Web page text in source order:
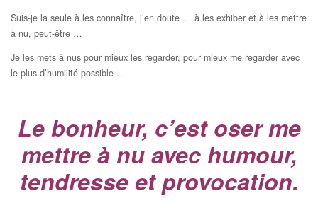
Suis-je la seule à les connaître, j’en doute … à les exhiber et à les mettre
à nu, peut-être …
Je les mets à nus pour mieux les regarder, pour mieux me regarder avec
le plus d’humilité possible …
Le bonheur, c’est oser me
mettre à nu avec humour,
tendresse et provocation.